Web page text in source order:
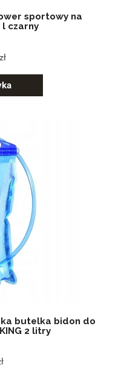
sportowy na
l czarny
butelka bidon do
2 litry